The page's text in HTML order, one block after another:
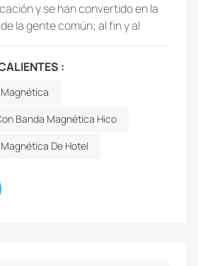
y se han convertido en la
la gente común; al fin y al
Tras este incidente,
preguntarán en detalle cuál es
una tarjeta de banda magnética
las tarjetas bancarias que todos
de banda magnética. Estas
fácilmente. Los
usar las cámaras de vigilancia
:
Banda Magnética Hico
De Hotel